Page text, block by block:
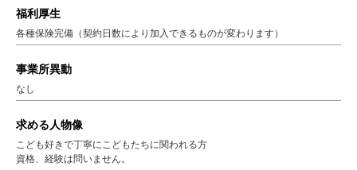
福利厚生
各種保険完備（契約日数により加入できるものが変わります）
事業所異動
なし
求める人物像
こども好きで丁寧にこどもたちに関われる方
資格、経験は問いません。